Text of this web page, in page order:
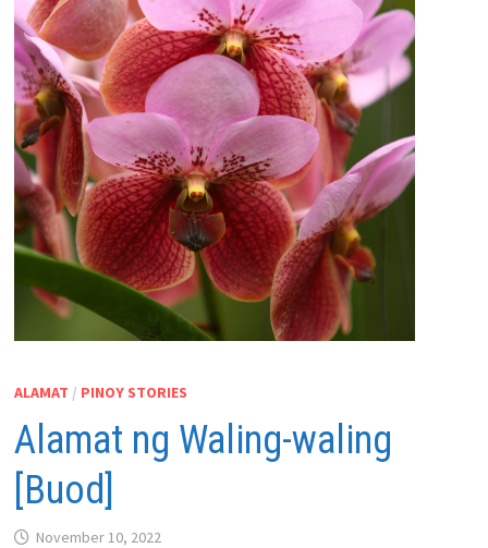
ALAMAT / PINOY STORIES
Alamat ng Waling-waling
[Buod]
November 10, 2022